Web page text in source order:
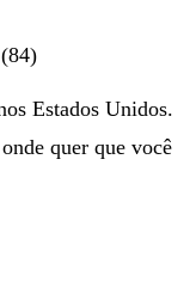
Estados Unidos.
quer que você